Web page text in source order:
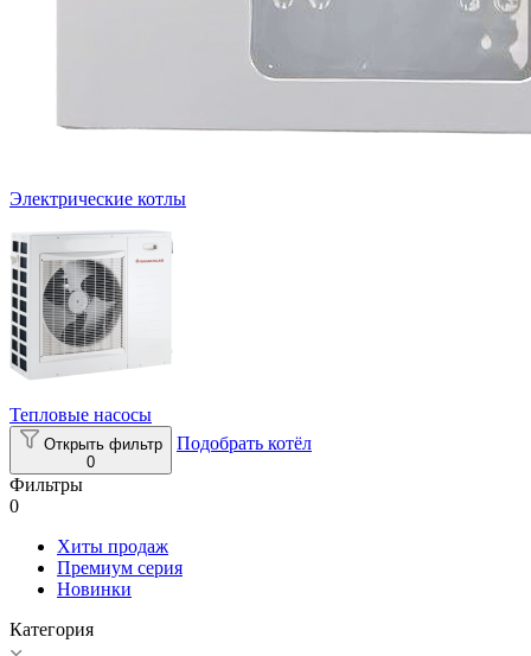
Электрические котлы
Тепловые насосы
Открыть фильтр
0
Подобрать котёл
Фильтры
0
Хиты продаж
Премиум серия
Новинки
Категория